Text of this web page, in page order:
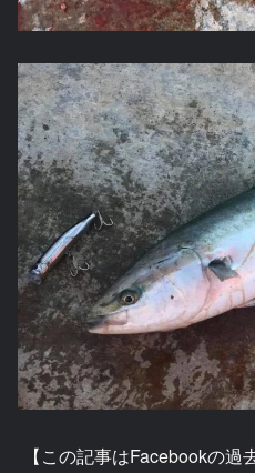
【この記事はFacebookの